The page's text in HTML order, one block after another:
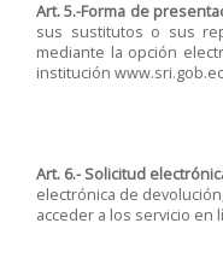
Art. 5.-Forma de
sus sustitutos o sus
mediante la opción
institución www.sri.gob.ec
Art. 6.- Solicitud
electrónica de
acceder a los servicio en